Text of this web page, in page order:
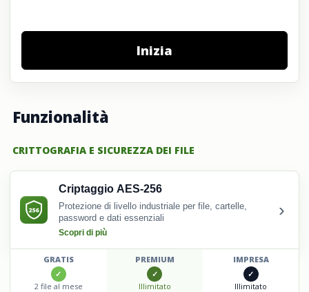
Inizia
Funzionalità
CRITTOGRAFIA E SICUREZZA DEI FILE
Criptaggio AES-256
Protezione di livello industriale per file, cartelle,
password e dati essenziali
Scopri di più
›
GRATIS
2 file al mese
PREMIUM
Illimitato
IMPRESA
Illimitato